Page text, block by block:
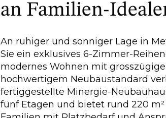
an Familien-
An ruhiger und sonniger Lage in
Sie ein exklusives 6-Zimmer-
modernes Wohnen mit
hochwertigem Neubaustandard
fertiggestellte Minergie-
fünf Etagen und bietet rund 220